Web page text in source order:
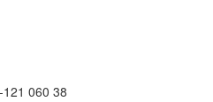
121 060 38